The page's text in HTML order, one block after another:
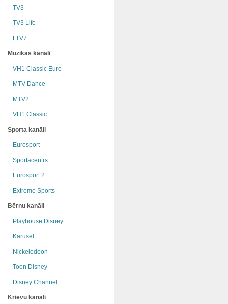
TV3
TV3 Life
LTV7
Mūzikas kanāli
VH1 Classic Euro
MTV Dance
MTV2
VH1 Classic
Sporta kanāli
Eurosport
Sportacentrs
Eurosport 2
Extreme Sports
Bērnu kanāli
Playhouse Disney
Karusel
Nickelodeon
Toon Disney
Disney Channel
Krievu kanāli